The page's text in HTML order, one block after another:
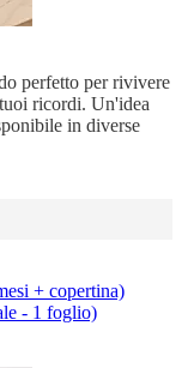
perfetto per rivivere
ricordi. Un'idea
in diverse
+ copertina)
- 1 foglio)